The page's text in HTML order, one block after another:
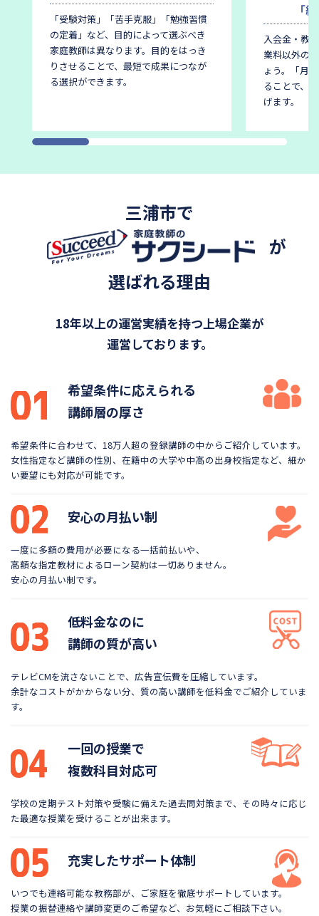
「受験対策」「苦手克服」「勉強習慣
の定着」など、目的によって選ぶべき
家庭教師は異なります。 目的をはっき
りさせることで、最短で成果につなが
る選択ができます。
「
入会金・教
業料以外の
ょう。
「月
ることで、
げます。
三浦市で
が
選ばれる理由
18年以上の運営実績を持つ上場企業が
運営しております。
希望条件に応えられる
講師層の厚さ
希望条件に合わせて、18万人超の登録講師の中から ご紹介しています。
女性指定など講師の性別、在籍中の大学や中高の出身校指定など、細か
い要望にも対応が可能です。
安心の月払い制
一度に多額の費用が必要になる一括前払いや、
高額な指定教材によるローン契約は一切ありません。
安心の月払い制です。
低料金なのに
講師の質が高い
テレビCMを流さないことで、広告宣伝費を圧縮しています。
余計なコストがかからない分、質の高い講師を低料金でご紹介していま
す。
一回の授業で
複数科目対応可
学校の定期テスト対策や受験に備えた過去問対策まで、 その時々に応じ
た最適な授業を受けることが出来ます。
充実したサポート体制
いつでも連絡可能な教務部が、ご家庭を徹底サポートしています。
授業の振替連絡や講師変更のご希望など、お気軽にご相談下さい。